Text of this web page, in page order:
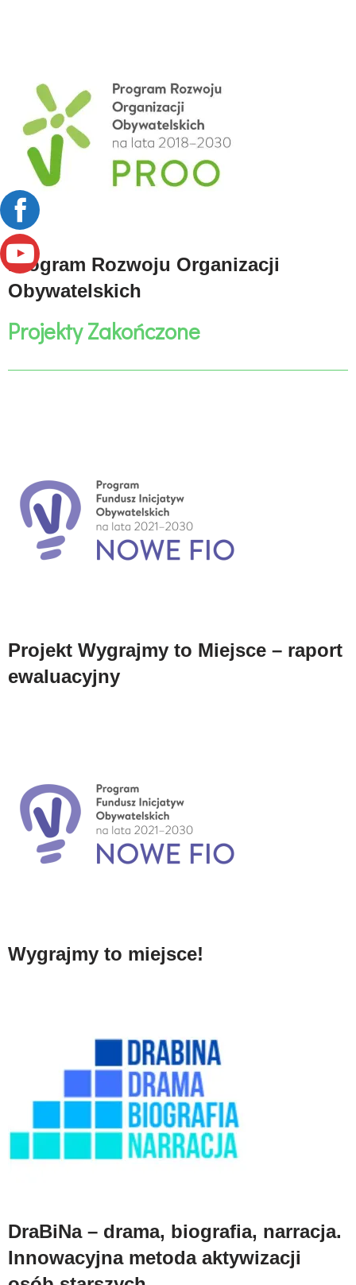
Program Rozwoju Organizacji
Obywatelskich
Projekty Zakończone
Projekt Wygrajmy to Miejsce – raport
ewaluacyjny
Wygrajmy to miejsce!
DraBiNa – drama, biografia, narracja.
Innowacyjna metoda aktywizacji